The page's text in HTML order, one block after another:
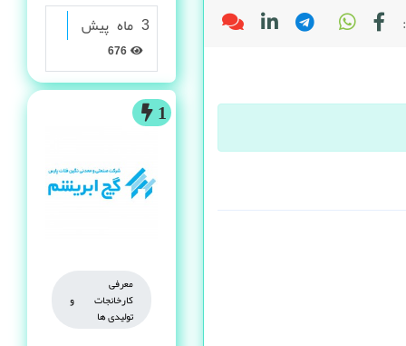
3 ماه پیش
1
معرفی
کارخانجات و
تولیدی ها